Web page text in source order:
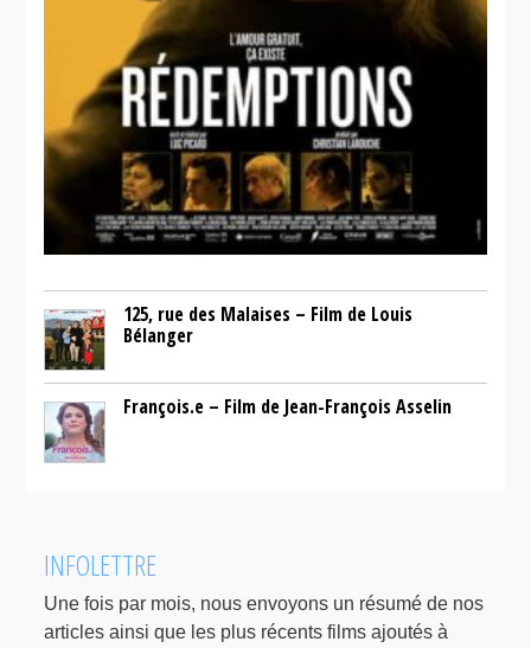
125, rue des Malaises – Film de Louis
Bélanger
François.e – Film de Jean-François Asselin
INFOLETTRE
Une fois par mois, nous envoyons un résumé de nos
articles ainsi que les plus récents films ajoutés à